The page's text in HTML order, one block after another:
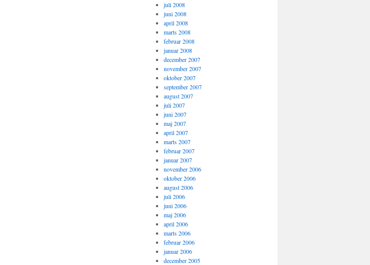
juli 2008
juni 2008
april 2008
marts 2008
februar 2008
januar 2008
december 2007
november 2007
oktober 2007
september 2007
august 2007
juli 2007
juni 2007
maj 2007
april 2007
marts 2007
februar 2007
januar 2007
november 2006
oktober 2006
august 2006
juli 2006
juni 2006
maj 2006
april 2006
marts 2006
februar 2006
januar 2006
december 2005